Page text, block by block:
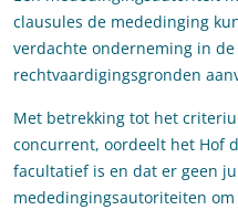
clausules de mededinging
verdachte onderneming in
rechtvaardigingsgronden
Met betrekking tot het
concurrent, oordeelt het Hof
facultatief is en dat er geen
mededingingsautoriteiten